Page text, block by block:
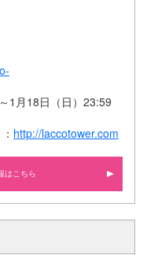
1月18日（日）23:59
http://laccotower.com
はこちら